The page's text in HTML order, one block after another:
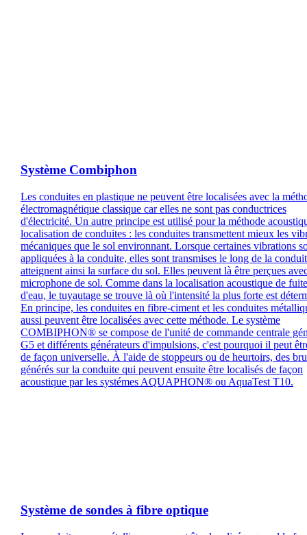
Système Combiphon
Les conduites en plastique ne peuvent être localisées avec la
électromagnétique classique car elles ne sont pas conductrices
d'électricité. Un autre principe est utilisé pour la méthode
localisation de conduites : les conduites transmettent mieux les
mécaniques que le sol environnant. Lorsque certaines vibrations
appliquées à la conduite, elles sont transmises le long de la
atteignent ainsi la surface du sol. Elles peuvent là être perçues
microphone de sol. Comme dans la localisation acoustique de
d'eau, le tuyautage se trouve là où l'intensité la plus forte est
En principe, les conduites en fibre-ciment et les conduites
aussi peuvent être localisées avec cette méthode. Le système
COMBIPHON® se compose de l'unité de commande centrale
G5 et différents générateurs d'impulsions, c'est pourquoi il peut
de façon universelle. À l'aide de stoppeurs ou de heurtoirs, des
générés sur la conduite qui peuvent ensuite être localisés de façon
acoustique par les systémes AQUAPHON® ou AquaTest T10.
Système de sondes à fibre optique